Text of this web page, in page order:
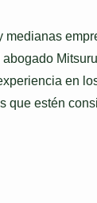
en
que estén